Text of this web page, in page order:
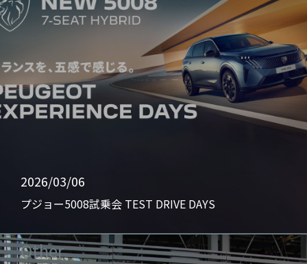
2026/03/06
プジョー5008試乗会 TEST DRIVE DAYS
Other